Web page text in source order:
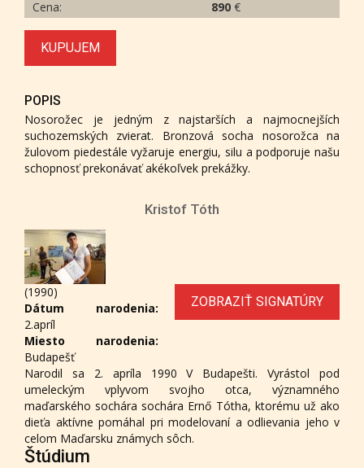
Cena:
890 €
KUPUJEM
POPIS
Nosorožec je jedným z najstarších a najmocnejších
suchozemských zvierat. Bronzová socha nosorožca na
žulovom piedestále vyžaruje energiu, silu a podporuje našu
schopnosť prekonávať akékoľvek prekážky.
Kristof Tóth
ZOBRAZIŤ SIGNATÚRY
(1990)
Dátum narodenia:
2.apríl
Miesto narodenia:
Budapešť
Narodil sa 2. apríla 1990 V Budapešti. Vyrástol pod
umeleckým vplyvom svojho otca, významného
maďarského sochára sochára Ernő Tótha, ktorému už ako
dieťa aktívne pomáhal pri modelovaní a odlievania jeho v
celom Maďarsku známych sôch.
Štúdium